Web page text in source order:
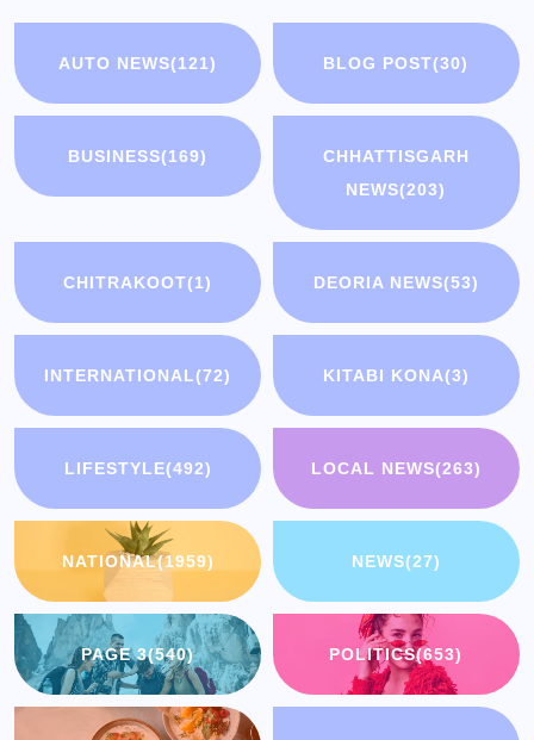
AUTO NEWS(121) BLOG POST(30)
BUSINESS(169)
CHHATTISGARH
NEWS(203)
CHITRAKOOT(1) DEORIA NEWS(53)
INTERNATIONAL(72) KITABI KONA(3)
LIFESTYLE(492) LOCAL NEWS(263)
NATIONAL(1959) NEWS(27)
PAGE 3(540) POLITICS(653)